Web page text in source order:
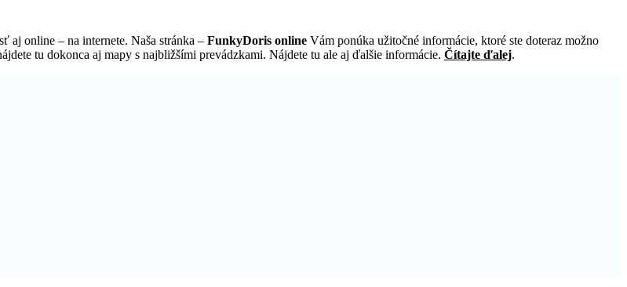
aj online – na internete. Naša stránka – FunkyDoris online Vám ponúka užitočné informácie, ktoré ste doteraz možno
tu dokonca aj mapy s najbližšími prevádzkami. Nájdete tu ale aj ďalšie informácie. Čítajte ďalej.